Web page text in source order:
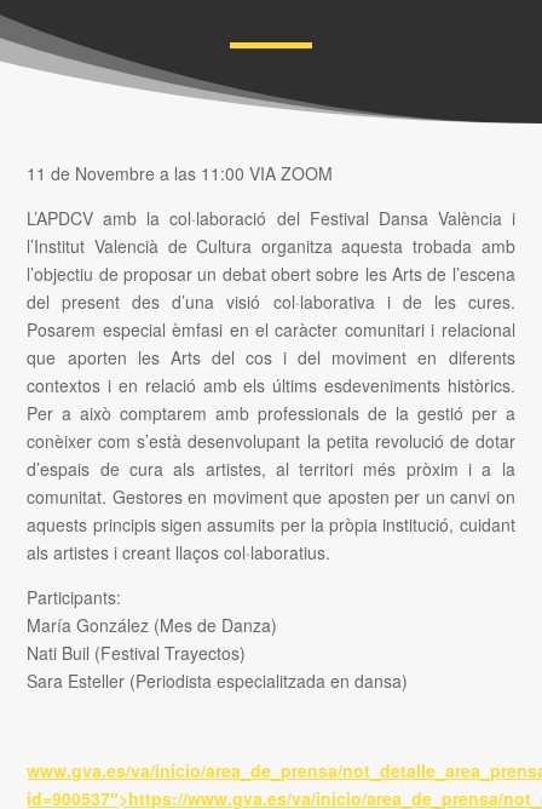
11 de Novembre a las 11:00 VIA ZOOM
L’APDCV amb la col·laboració del Festival Dansa València i
l’Institut Valencià de Cultura organitza aquesta trobada amb
l’objectiu de proposar un debat obert sobre les Arts de l’escena
del present des d’una visió col·laborativa i de les cures.
Posarem especial èmfasi en el caràcter comunitari i relacional
que aporten les Arts del cos i del moviment en diferents
contextos i en relació amb els últims esdeveniments històrics.
Per a això comptarem amb professionals de la gestió per a
conèixer com s’està desenvolupant la petita revolució de dotar
d’espais de cura als artistes, al territori més pròxim i a la
comunitat. Gestores en moviment que aposten per un canvi on
aquests principis sigen assumits per la pròpia institució, cuidant
als artistes i creant llaços col·laboratius.
Participants:
María González (Mes de Danza)
Nati Buil (Festival Trayectos)
Sara Esteller (Periodista especialitzada en dansa)
www.gva.es/va/inicio/area_de_prensa/
id=900537″>https://www.gva.es/va/inicio/area_de_prensa/